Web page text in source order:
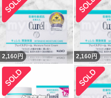
2,160円 2,160円